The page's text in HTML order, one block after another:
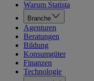
Warum Statista
Branche
Agenturen
Beratungen
Bildung
Konsumgüter
Finanzen
Technologie